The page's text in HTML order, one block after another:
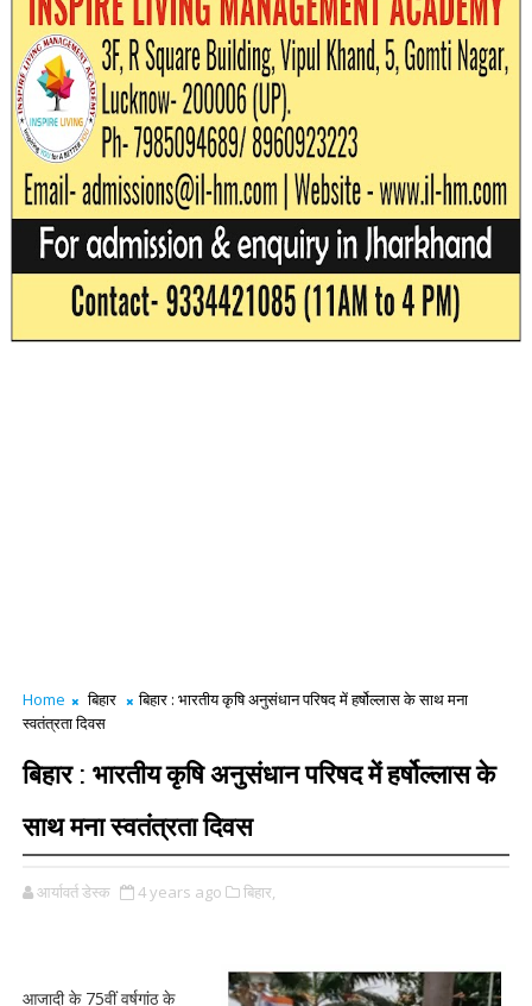
Home बिहार
बिहार : भारतीय कृषि अनुसंधान परिषद में हर्षोल्लास के साथ मना
स्वतंत्रता दिवस
बिहार : भारतीय कृषि अनुसंधान परिषद में हर्षोल्लास के
साथ मना स्वतंत्रता दिवस
आर्यावर्त डेस्क 4 years ago बिहार,
आजादी के 75वीं वर्षगांठ के